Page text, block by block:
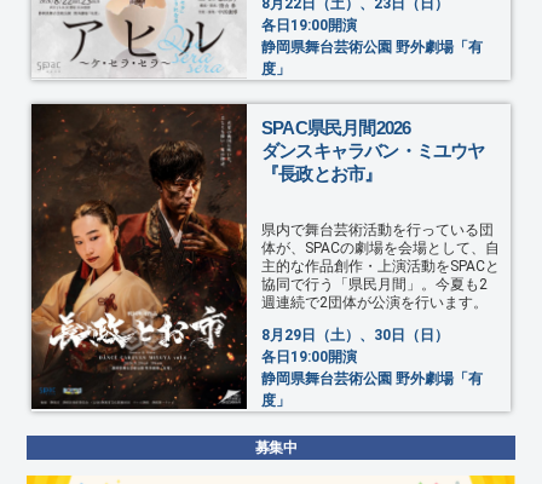
8月22日（土）、23日（日）
各日19:00開演
静岡県舞台芸術公園 野外劇場「有
度」
SPAC県民月間2026
ダンスキャラバン・ミユウヤ
『長政とお市』
県内で舞台芸術活動を行っている団
体が、SPACの劇場を会場として、自
主的な作品創作・上演活動をSPACと
協同で行う「県民月間」。今夏も2
週連続で2団体が公演を行います。
8月29日（土）、30日（日）
各日19:00開演
静岡県舞台芸術公園 野外劇場「有
度」
募集中